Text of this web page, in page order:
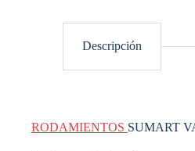
Descripción
RODAMIENTOS SUMART